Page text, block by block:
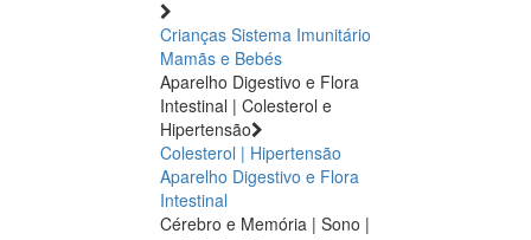
Crianças Sistema Imunitário
Mamãs e Bebés
Aparelho Digestivo e Flora
Intestinal | Colesterol e
Hipertensão
Colesterol | Hipertensão
Aparelho Digestivo e Flora
Intestinal
Cérebro e Memória | Sono |